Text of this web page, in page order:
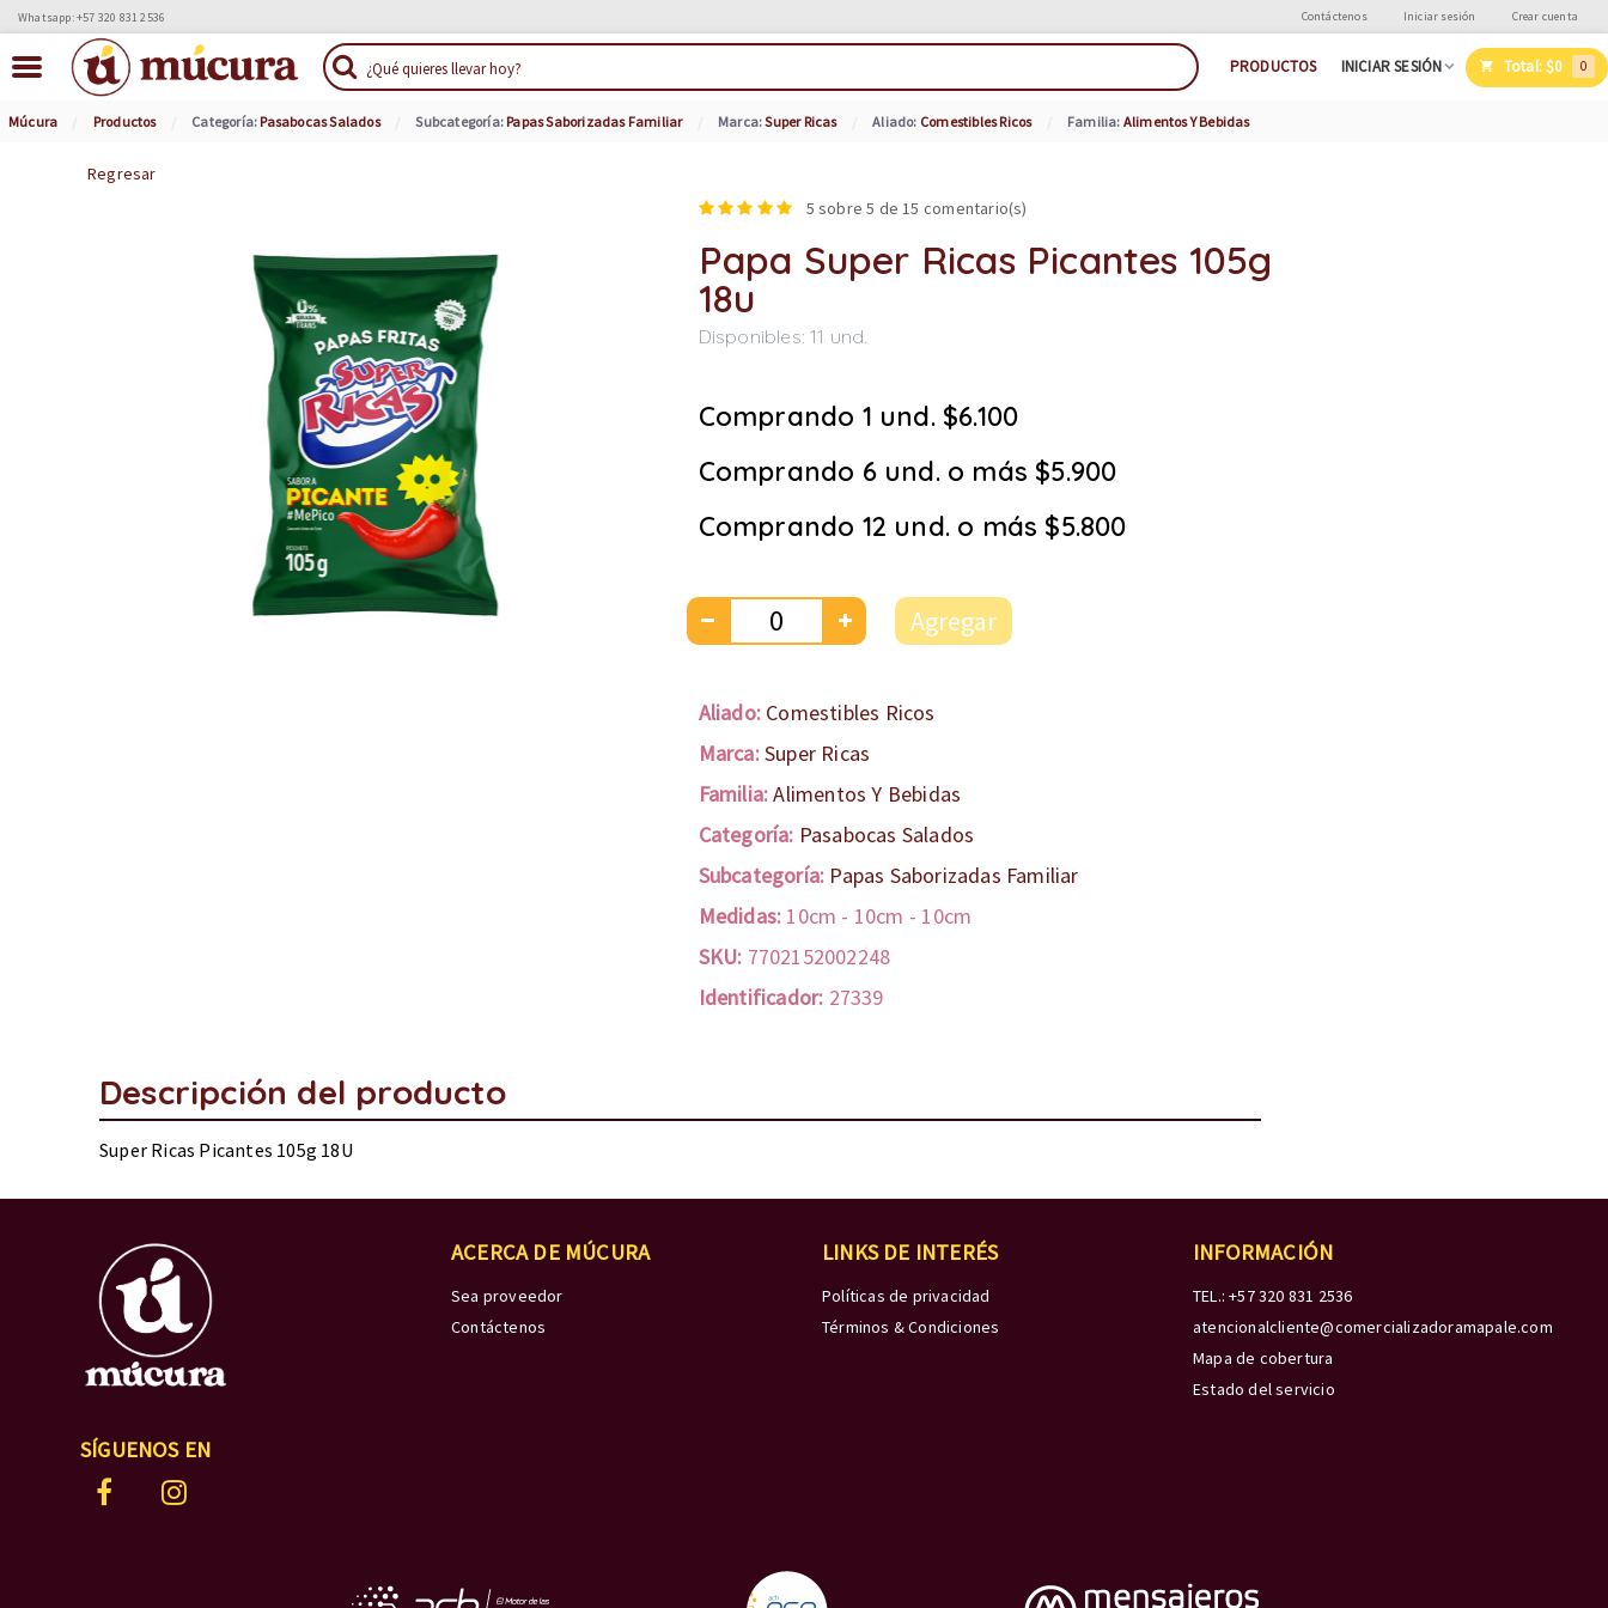
Whatsapp: +57 320 831 2536 Contáctenos Iniciar sesión Crear cuenta
PRODUCTOS INICIAR SESIÓN Total:$0 0
Múcura Productos Categoría: Pasabocas Salados Subcategoría: Papas Saborizadas Familiar Marca:Super Ricas Aliado: Comestibles Ricos Familia: Alimentos Y Bebidas
Regresar
5 sobre 5 de15 comentario(s)
Papa Super Ricas Picantes 105g
18u
Disponibles:11 und.
Comprando 1 und. $6.100
Comprando 6 und. o más $5.900
Comprando 12 und. o más $5.800
Agregar
Aliado: Comestibles Ricos
Marca:Super Ricas
Familia:Alimentos Y Bebidas
Categoría: Pasabocas Salados
Subcategoría: Papas Saborizadas Familiar
Medidas: 10cm - 10cm - 10cm
SKU: 7702152002248
Identificador: 27339
Descripción del producto
Super Ricas Picantes 105g 18U
SÍGUENOS EN
ACERCA DE MÚCURA
Sea proveedor
Contáctenos
LINKS DE INTERÉS
Políticas de privacidad
Términos & Condiciones
INFORMACIÓN
TEL.: +57 320 831 2536
atencionalcliente@comercializadoramapale.com
Mapa de cobertura
Estado del servicio